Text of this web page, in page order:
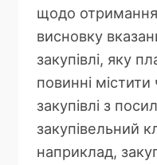
щодо
висновку
закупівлі, яку
повинні
закупівлі з
закупівельний
наприклад,